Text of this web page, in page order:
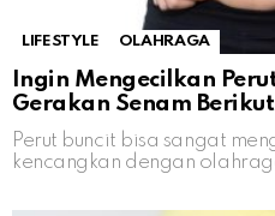
LIFESTYLE OLAHRAGA
Ingin Mengecilkan
Gerakan Senam
Perut buncit bisa sangat
kencangkan dengan